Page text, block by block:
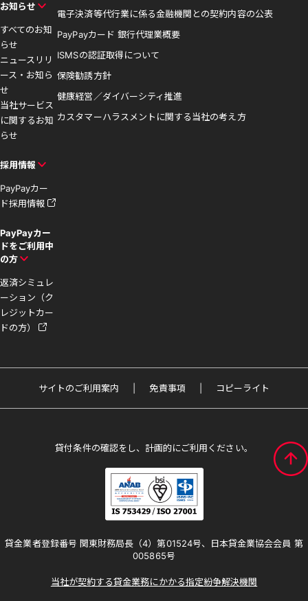
お知らせ
すべてのお知
らせ
ニュースリリ
ース・お知ら
せ
当社サービス
に関するお知
らせ
採用情報
PayPayカー
ド採用情報
PayPayカー
ドをご利用中
の方
返済シミュレ
ーション（ク
レジットカー
ドの方）
電子決済等代行業に係る金融機関との契約内容の公表
PayPayカード 銀行代理業概要
ISMSの認証取得について
保険勧誘方針
健康経営／ダイバーシティ推進
カスタマーハラスメントに関する当社の考え方
サイトのご利用案内 免責事項 コピーライト
貸付条件の確認をし、計画的にご利用ください。
貸金業者登録番号 関東財務局長（4）第01524号、日本貸金業協会会員 第
005865号
当社が契約する貸金業務にかかる指定紛争解決機関